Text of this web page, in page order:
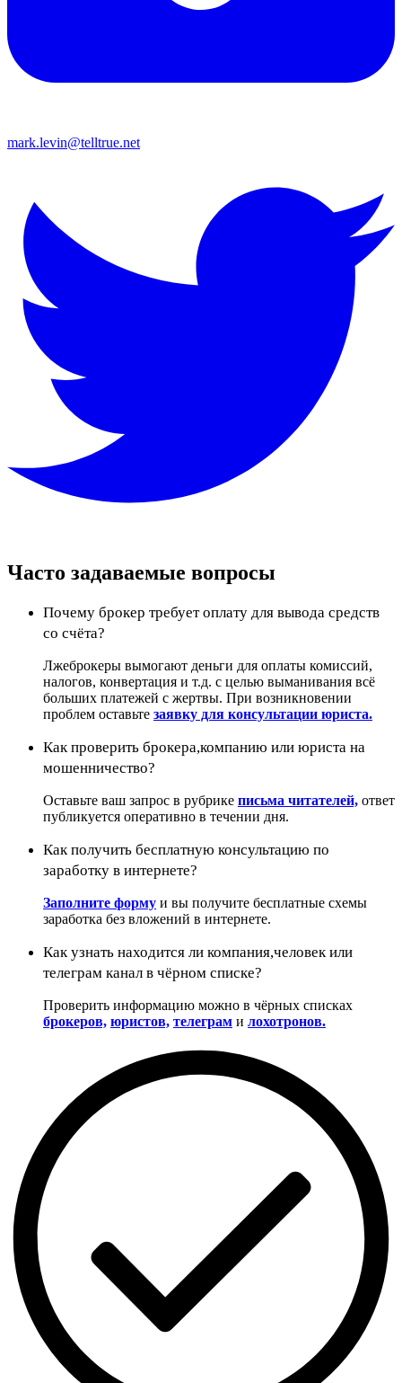
mark.levin@telltrue.net
Часто задаваемые вопросы
Почему брокер требует оплату для вывода средств
со счёта?
Лжеброкеры вымогают деньги для оплаты комиссий,
налогов, конвертация и т.д. с целью выманивания всё
больших платежей с жертвы. При возникновении
проблем оставьте заявку для консультации юриста.
Как проверить брокера,компанию или юриста на
мошенничество?
Оставьте ваш запрос в рубрике письма читателей, ответ
публикуется оперативно в течении дня.
Как получить бесплатную консультацию по
заработку в интернете?
Заполните форму и вы получите бесплатные схемы
заработка без вложений в интернете.
Как узнать находится ли компания,человек или
телеграм канал в чёрном списке?
Проверить информацию можно в чёрных списках
брокеров, юристов, телеграм и лохотронов.